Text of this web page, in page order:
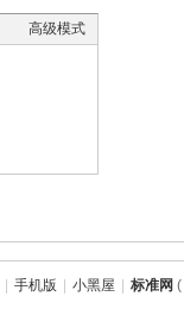
高级模式
手机版 小黑屋 标准网 (